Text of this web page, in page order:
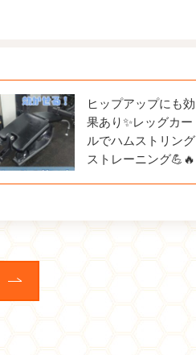
ヒップアップにも効
果あり✨レッグカー
ルでハムストリング
ストレーニング💪🔥